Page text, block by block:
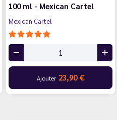
100 ml - Mexican Cartel
Mexican Cartel
Ajouter 23,90 €